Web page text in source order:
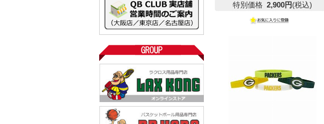
特別価格 2,900円(税込)